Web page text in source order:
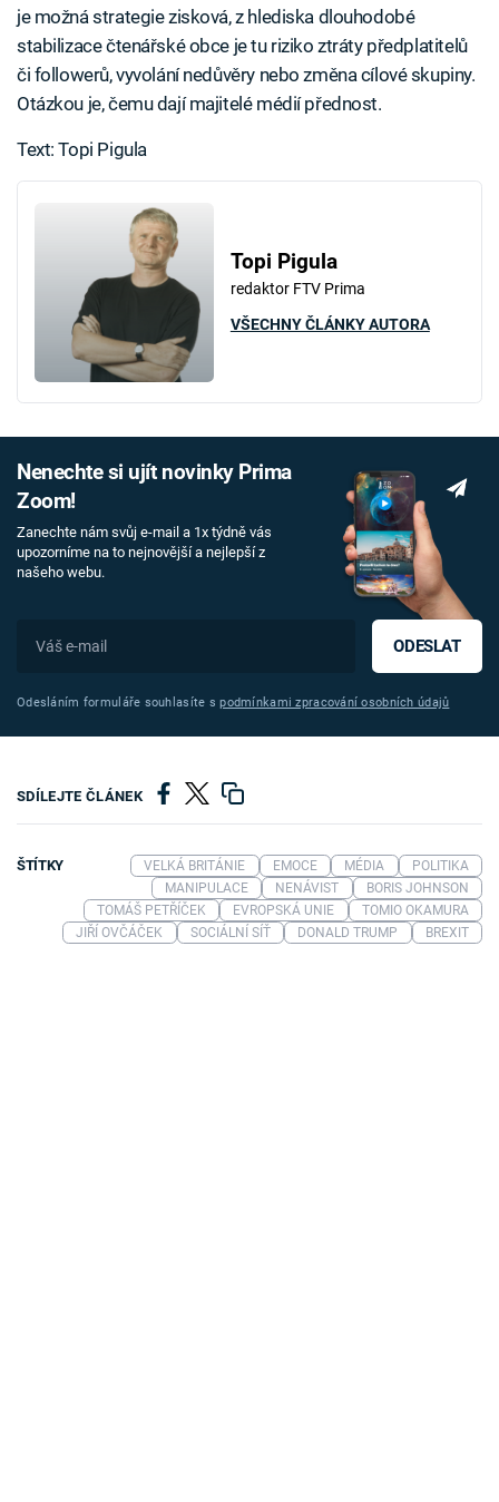
je možná strategie zisková, z hlediska dlouhodobé
stabilizace čtenářské obce je tu riziko ztráty předplatitelů
či followerů, vyvolání nedůvěry nebo změna cílové skupiny.
Otázkou je, čemu dají majitelé médií přednost.
Text: Topi Pigula
Topi Pigula
redaktor FTV Prima
VŠECHNY ČLÁNKY AUTORA
Nenechte si ujít novinky Prima
Zoom!
Zanechte nám svůj e-mail a 1x týdně vás
upozorníme na to nejnovější a nejlepší z
našeho webu.
ODESLAT
Odesláním formuláře souhlasíte spodmínkami zpracování osobních údajů
SDÍLEJTE ČLÁNEK
ŠTÍTKY VELKÁ BRITÁNIE EMOCE MÉDIA
POLITIKA
MANIPULACE
NENÁVIST
BORIS JOHNSON
TOMÁŠ PETŘÍČEK
EVROPSKÁ UNIE
TOMIO OKAMURA
JIŘÍ OVČÁČEK
SOCIÁLNÍ SÍŤ DONALD TRUMP BREXIT